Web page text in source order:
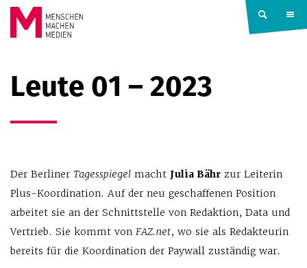
Springe zum Inhalt
MACHEN
MEDIEN
Leute 01 – 2023
Der Berliner Tagesspiegel macht Julia Bähr zur Leiterin
Plus-Koordination. Auf der neu geschaffenen Position
arbeitet sie an der Schnittstelle von Redaktion, Data und
Vertrieb. Sie kommt von FAZ.net, wo sie als Redakteurin
bereits für die Koordination der Paywall zuständig war.